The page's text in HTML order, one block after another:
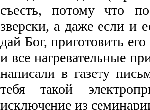
съесть, потому что
зверски, а даже если и
дай Бог, приготовить
и все нагревательные
написали в газету
тебя такой
исключение из